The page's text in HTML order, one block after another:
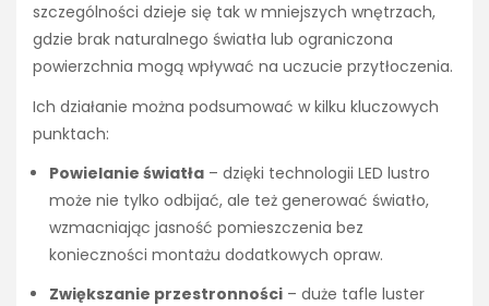
szczególności dzieje się tak w mniejszych wnętrzach,
gdzie brak naturalnego światła lub ograniczona
powierzchnia mogą wpływać na uczucie przytłoczenia.
Ich działanie można podsumować w kilku kluczowych
punktach:
Powielanie światła – dzięki technologii LED lustro
może nie tylko odbijać, ale też generować światło,
wzmacniając jasność pomieszczenia bez
konieczności montażu dodatkowych opraw.
Zwiększanie przestronności – duże tafle luster